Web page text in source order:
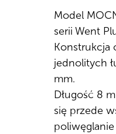
Model
serii Went
Konstrukcja
jednolitych
mm.
Długość 8
się przede